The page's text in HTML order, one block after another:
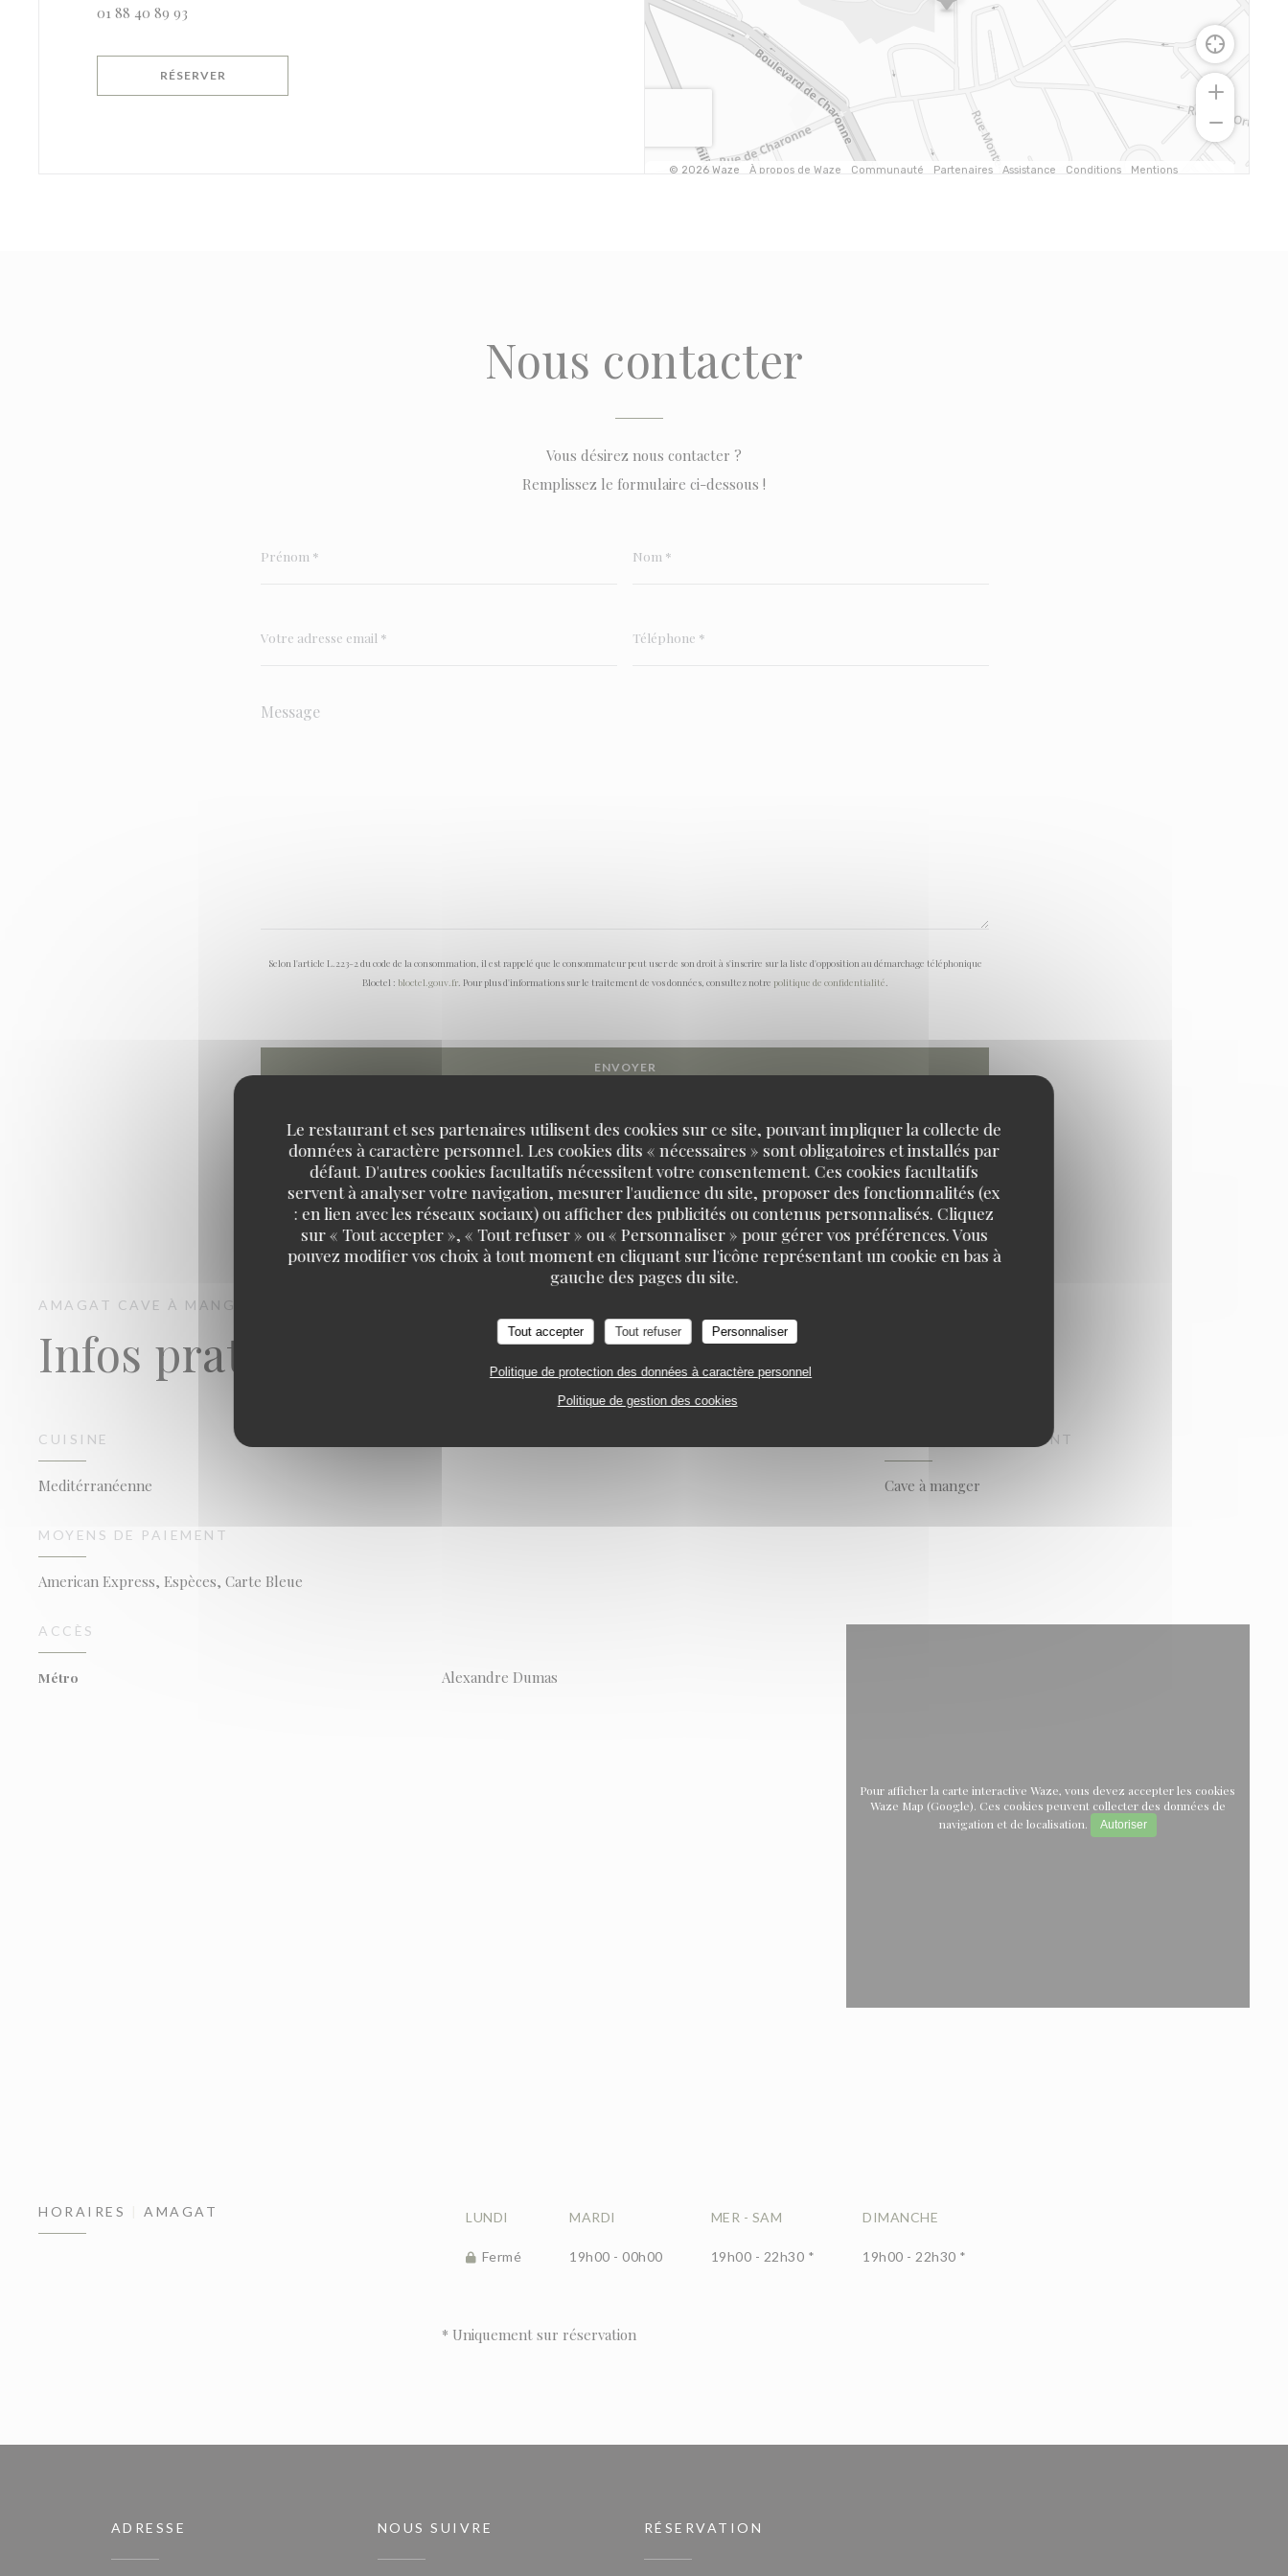
Le restaurant et ses partenaires utilisent des cookies sur ce site, pouvant impliquer la collecte de
données à caractère personnel. Les cookies dits « nécessaires » sont obligatoires et installés par
défaut. D'autres cookies facultatifs nécessitent votre consentement. Ces cookies facultatifs
servent à analyser votre navigation, mesurer l'audience du site, proposer des fonctionnalités (ex
: en lien avec les réseaux sociaux) ou afficher des publicités ou contenus personnalisés. Cliquez
sur « Tout accepter », « Tout refuser » ou « Personnaliser » pour gérer vos préférences. Vous
pouvez modifier vos choix à tout moment en cliquant sur l'icône représentant un cookie en bas à
gauche des pages du site.
Tout accepter Tout refuser Personnaliser
Politique de protection des données à caractère personnel
Politique de gestion des cookies
01 88 40 89 93
RÉSERVER
Nous contacter
Vous désirez nous contacter ?
Remplissez le formulaire ci-dessous !
Selon l'article L.223-2 du code de la consommation, il est rappelé que le consommateur peut user de son droit à s'inscrire sur la liste d'opposition au démarchage téléphonique
Bloctel : bloctel.gouv.fr. Pour plus d'informations sur le traitement de vos données, consultez notre politique de confidentialité.
AMAGAT CAVE À MANGER
Infos pratiques
CUISINE
Meditérranéenne
TYPE DE RESTAURANT
Cave à manger
MOYENS DE PAIEMENT
American Express, Espèces, Carte Bleue
ACCÈS
Métro Alexandre Dumas
Pour afficher la carte interactive Waze, vous devez accepter les cookies
Waze Map (Google). Ces cookies peuvent collecter des données de
navigation et de localisation.
Autoriser
HORAIRES AMAGAT LUNDI
Fermé
MARDI
19h00 - 00h00
MER - SAM
19h00 - 22h30 *
DIMANCHE
19h00 - 22h30 *
* Uniquement sur réservation
ADRESSE NOUS SUIVRE RÉSERVATION